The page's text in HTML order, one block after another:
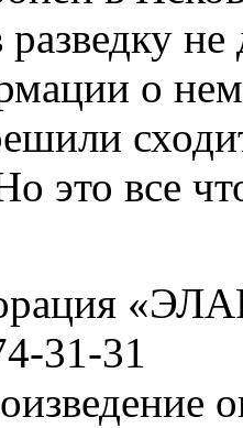
о
это все
31-31